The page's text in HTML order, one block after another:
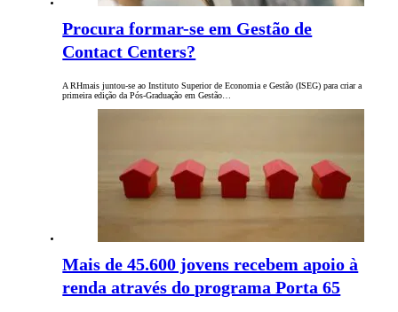
Procura formar-se em Gestão de
Contact Centers?
A RHmais juntou-se ao Instituto Superior de Economia e Gestão (ISEG) para criar a
primeira edição da Pós-Graduação em Gestão…
Mais de 45.600 jovens recebem apoio à
renda através do programa Porta 65